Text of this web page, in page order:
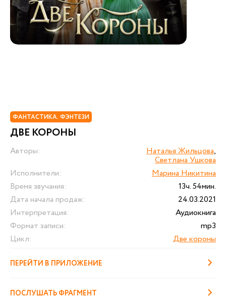
ФАНТАСТИКА. ФЭНТЕЗИ
ДВЕ КОРОНЫ
Авторы: Наталья Жильцова,
Светлана Ушкова
Исполнители:
Марина Никитина
Время звучания:
13ч. 54мин.
Дата начала продаж:
24.03.2021
Интерпретация:
Аудиокнига
Формат записи:
mp3
Цикл:
Две короны
ПЕРЕЙТИ В ПРИЛОЖЕНИЕ
ПОСЛУШАТЬ ФРАГМЕНТ